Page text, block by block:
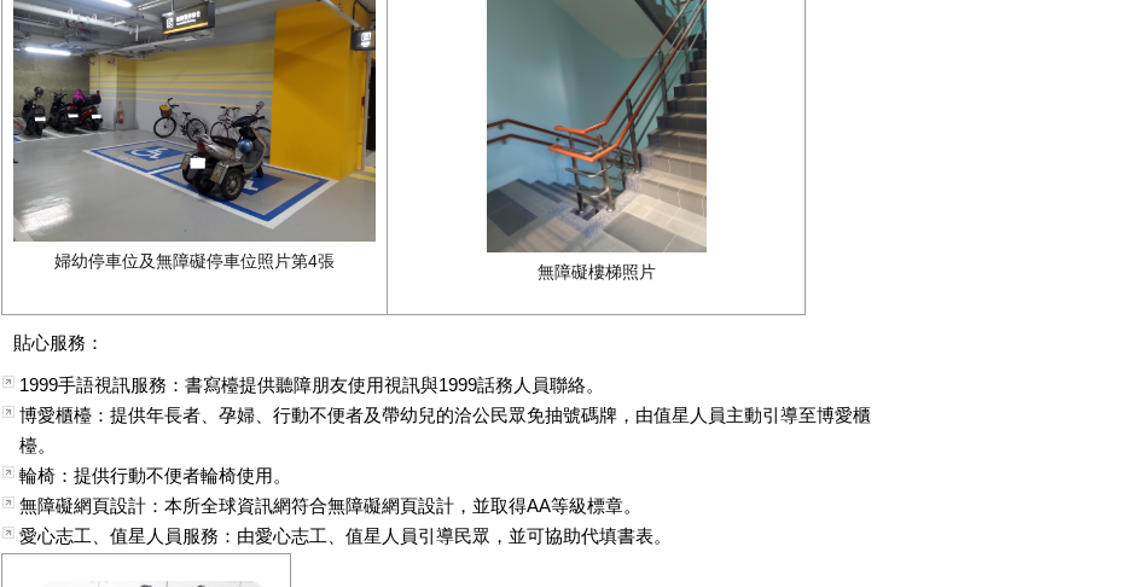
婦幼停車位及無障礙停車位照片第4張
無障礙樓梯照片
貼心服務：
1999手語視訊服務：書寫檯提供聽障朋友使用視訊與1999話務人員聯絡。
博愛櫃檯：提供年長者、孕婦、行動不便者及帶幼兒的洽公民眾免抽號碼牌，由值星人員主動引導至博愛櫃
檯。
輪椅：提供行動不便者輪椅使用。
無障礙網頁設計：本所全球資訊網符合無障礙網頁設計，並取得AA等級標章。
愛心志工、值星人員服務：由愛心志工、值星人員引導民眾，並可協助代填書表。